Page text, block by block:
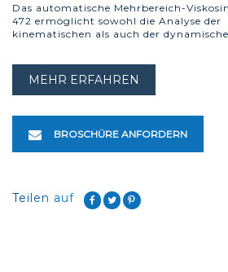
Das automatische Mehrbereich-
472 ermöglicht sowohl die Analyse der
kinematischen als auch der
MEHR ERFAHREN
BROSCHÜRE ANFORDERN
Teilen auf